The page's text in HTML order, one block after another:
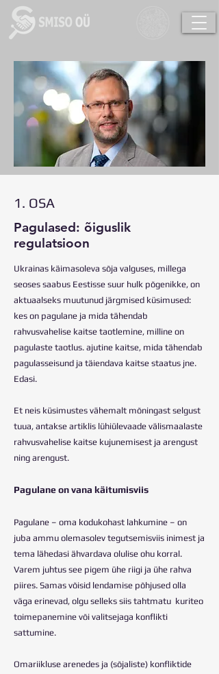
1. OSA
Pagulased: õiguslik
regulatsioon
Ukrainas käimasoleva sõja valguses, millega
seoses saabus Eestisse suur hulk põgenikke, on
aktuaalseks muutunud järgmised küsimused:
kes on pagulane ja mida tähendab
rahvusvahelise kaitse taotlemine, milline on
pagulaste taotlus. ajutine kaitse, mida tähendab
pagulasseisund ja täiendava kaitse staatus jne.
Edasi.
Et neis küsimustes vähemalt mõningast selgust
tuua, antakse artiklis lühiülevaade välismaalaste
rahvusvahelise kaitse kujunemisest ja arengust
ning arengust.
Pagulane on vana käitumisviis
Pagulane – oma kodukohast lahkumine – on
juba ammu olemasolev tegutsemisviis inimest ja
tema lähedasi ähvardava olulise ohu korral.
Varem juhtus see pigem ühe riigi ja ühe rahva
piires. Samas võisid lendamise põhjused olla
väga erinevad, olgu selleks siis tahtmatu kuriteo
toimepanemine või valitsejaga konflikti
sattumine.
Omariikluse arenedes ja (sõjaliste) konfliktide